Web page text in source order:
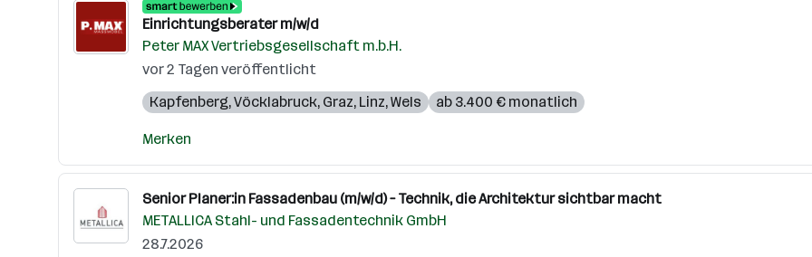
Einrichtungsberater m/w/d
Peter MAX Vertriebsgesellschaft m.b.H.
vor 2 Tagen veröffentlicht
Kapfenberg,Vöcklabruck, Graz, Linz,Wels ab 3.400 € monatlich
Merken
Senior Planer:in Fassadenbau (m/w/d) – Technik, die Architektur sichtbar macht
METALLICA Stahl- und Fassadentechnik GmbH
28.7.2026